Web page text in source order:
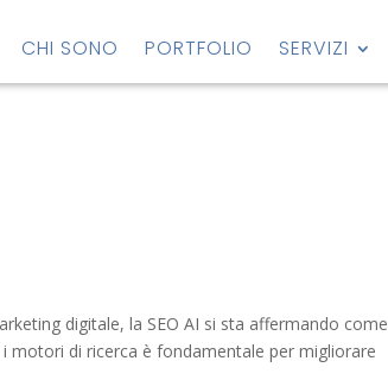
CHI SONO PORTFOLIO SERVIZI
digitale, la SEO AI si sta affermando come
motori di ricerca è fondamentale per migliorare